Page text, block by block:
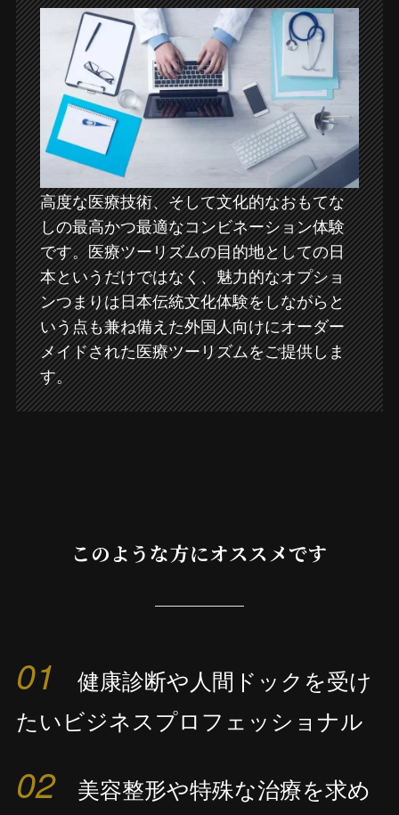
高度な医療技術、そして文化的なおもてな
しの最高かつ最適なコンビネーション体験
です。医療ツーリズムの目的地としての日
本というだけではなく、魅力的なオプショ
ンつまりは日本伝統文化体験をしながらと
いう点も兼ね備えた外国人向けにオーダー
メイドされた医療ツーリズムをご提供しま
す。
このような方にオススメです
01
健康診断や人間ドックを受け
たいビジネスプロフェッショナル
02美容整形や特殊な治療を求め